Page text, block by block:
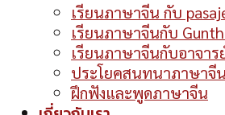
เรียนภาษาจีน กับ
เรียนภาษาจีนกับ
เรียนภาษาจีนกับอาจาร
ประโยคสนทนาภาษาจีน
ฝึกฟังและพูดภาษาจีน